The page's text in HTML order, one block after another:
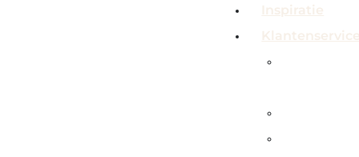
Inspiratie